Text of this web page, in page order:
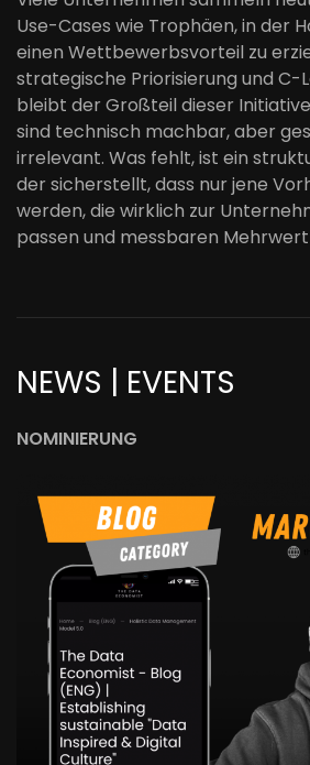
Use-Cases wie Trophäen, in der
einen Wettbewerbsvorteil zu
strategische Priorisierung und C-
bleibt der Großteil dieser
sind technisch machbar, aber
irrelevant. Was fehlt, ist ein
der sicherstellt, dass nur jene
werden, die wirklich zur
passen und messbaren
NEWS | EVENTS
NOMINIERUNG